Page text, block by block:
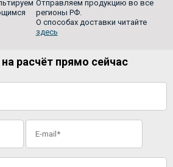
Отправляем продукцию во все
регионы РФ.
О способах доставки читайте
здесь
расчёт прямо сейчас